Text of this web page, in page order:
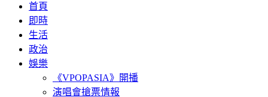
首頁
即時
生活
政治
娛樂
《VPOPASIA》開播
演唱會搶票情報